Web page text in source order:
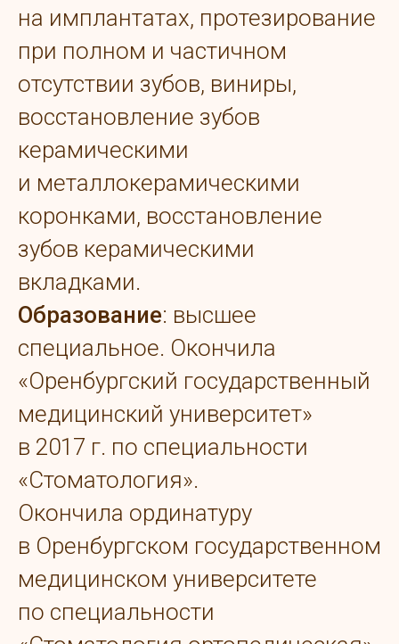
на имплантатах, протезирование
при полном и частичном
отсутствии зубов, виниры,
восстановление зубов
керамическими
и металлокерамическими
коронками, восстановление
зубов керамическими
вкладками.
Образование: высшее
специальное. Окончила
«Оренбургский государственный
медицинский университет»
в 2017 г. по специальности
«Стоматология».
Окончила ординатуру
в Оренбургском государственном
медицинском университете
по специальности